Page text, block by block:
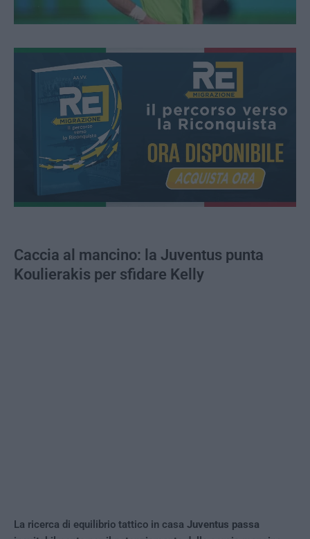
Caccia al mancino: la Juventus punta
Koulierakis per sfidare Kelly
La ricerca di equilibrio tattico in casa Juventus passa